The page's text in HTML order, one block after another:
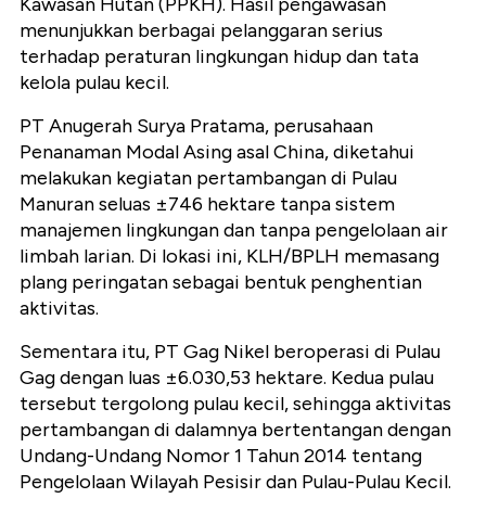
menunjukkan berbagai pelanggaran serius
terhadap peraturan lingkungan hidup dan tata
kelola pulau kecil.
PT Anugerah Surya Pratama, perusahaan
Penanaman Modal Asing asal China, diketahui
melakukan kegiatan pertambangan di Pulau
Manuran seluas ±746 hektare tanpa sistem
manajemen lingkungan dan tanpa pengelolaan air
limbah larian. Di lokasi ini, KLH/BPLH memasang
plang peringatan sebagai bentuk penghentian
aktivitas.
Sementara itu, PT Gag Nikel beroperasi di Pulau
Gag dengan luas ±6.030,53 hektare. Kedua pulau
tersebut tergolong pulau kecil, sehingga aktivitas
pertambangan di dalamnya bertentangan dengan
Undang-Undang Nomor 1 Tahun 2014 tentang
Pengelolaan Wilayah Pesisir dan Pulau-Pulau Kecil.